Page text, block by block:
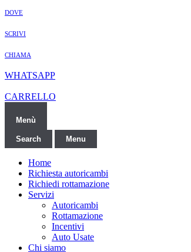
DOVE
SCRIVI
CHIAMA
WHATSAPP
CARRELLO
Menù
Search Menu
Home
Richiesta autoricambi
Richiedi rottamazione
Servizi
Autoricambi
Rottamazione
Incentivi
Auto Usate
Chi siamo